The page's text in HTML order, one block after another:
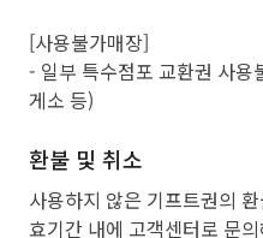
[사용불가매장]
- 일부 특수점포 교환권 사
게소 등)
환불 및 취소
사용하지 않은 기프트권의
효기간 내에 고객센터로 문